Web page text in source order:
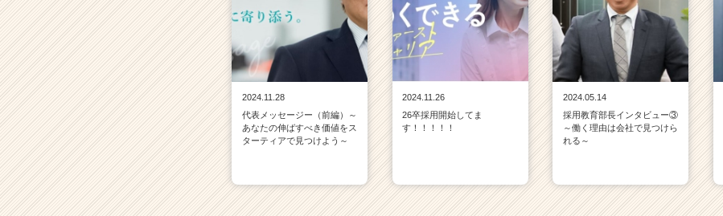
2024.11.28
代表メッセージー（前編）～
あなたの伸ばすべき価値をス
ターティアで見つけよう～
2024.11.26
26卒採用開始してま
す！！！！！
2024.05.14
採用教育部長インタビュー③
～働く理由は会社で見つけら
れる～